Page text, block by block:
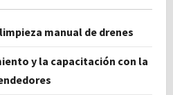
manual de drenes
y la capacitación con la